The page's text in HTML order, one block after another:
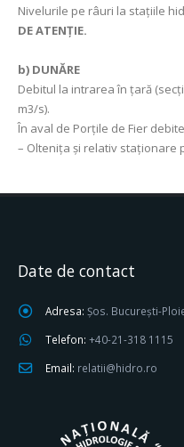
Nivelurile pe râuri la staţiile
DE ATENŢIE.
b) DUNĂRE
Debitul la intrarea în ţară
m3/s).
În aval de Porţile de Fier
– Oltenița şi relativ staţionare
Date de contact
Adresa: Șos. București-
Telefon: +40-21-318 1115
Email: relatii@hidro.ro